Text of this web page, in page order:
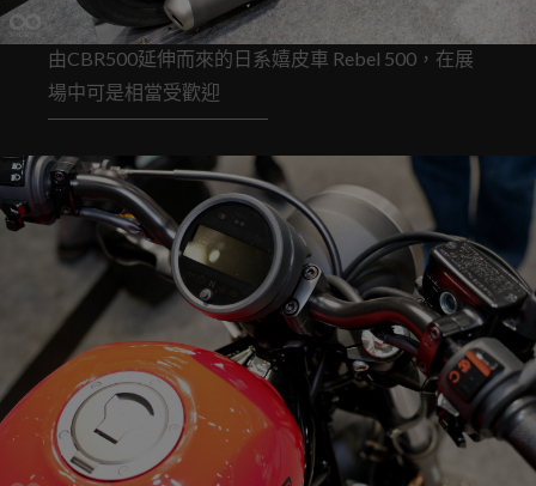
由CBR500延伸而來的日系嬉皮車 Rebel 500，在展
場中可是相當受歡迎